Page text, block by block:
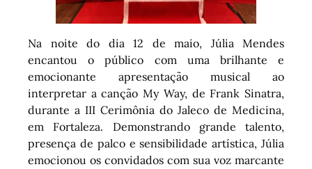
Na noite do dia 12 de maio, Júlia Mendes
encantou o público com uma brilhante e
emocionante apresentação musical ao
interpretar a canção My Way, de Frank Sinatra,
durante a III Cerimônia do Jaleco de Medicina,
em Fortaleza. Demonstrando grande talento,
presença de palco e sensibilidade artística, Júlia
emocionou os convidados com sua voz marcante